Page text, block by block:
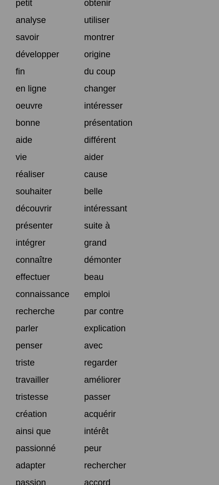
petit
obtenir
analyse
utiliser
savoir
montrer
développer
origine
fin
du coup
en ligne
changer
oeuvre
intéresser
bonne
présentation
aide
différent
vie
aider
réaliser
cause
souhaiter
belle
découvrir
intéressant
présenter
suite à
intégrer
grand
connaître
démonter
effectuer
beau
connaissance
emploi
recherche
par contre
parler
explication
penser
avec
triste
regarder
travailler
améliorer
tristesse
passer
création
acquérir
ainsi que
intérêt
passionné
peur
adapter
rechercher
passion
accord